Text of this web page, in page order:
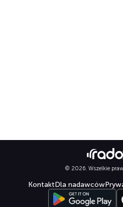
© 2026. Wszelkie
KontaktDla nadawców